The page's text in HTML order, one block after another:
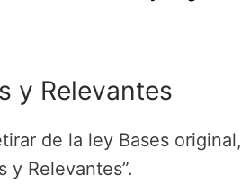
y Relevantes
de la ley Bases original,
y Relevantes”.